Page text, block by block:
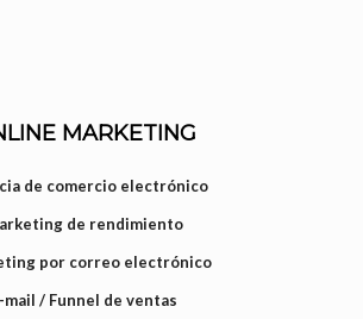
MARKETING
de comercio electrónico
de rendimiento
por correo electrónico
mail / Funnel de ventas